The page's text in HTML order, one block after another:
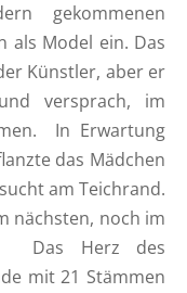
gekommenen
als Model ein. Das
Künstler, aber er
versprach, im
In Erwartung
das Mädchen
am Teichrand.
nächsten, noch im
Das Herz des
mit 21 Stämmen